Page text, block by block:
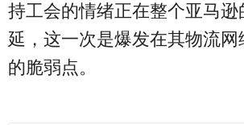
持工会的情绪正在整个亚马逊
延，这一次是爆发在其物流
的脆弱点。